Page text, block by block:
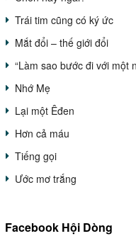
Trái tim cũng có ký ức
Mắt đổi – thế giới đổi
“Làm sao bước đi với một
Nhớ Mẹ
Lại một Êđen
Hơn cả máu
Tiếng gọi
Ước mơ trắng
Facebook Hội Dòng